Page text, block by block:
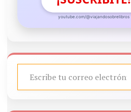
youtube.com/@viajandosobrelibros
ESCRIBE TU CORREO ELECTRÓNICO…